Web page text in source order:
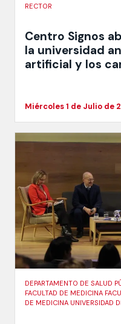
RECTOR
Centro Signos
la universidad
artificial y los
Miércoles 1 de Julio de
DEPARTAMENTO DE SALUD
FACULTAD DE MEDICINA
DE MEDICINA UNIVERSIDAD